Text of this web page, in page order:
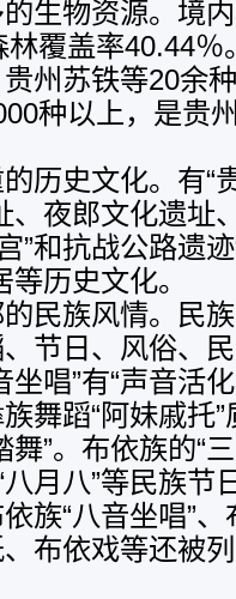
物资源。境内
覆盖率40.44％
州苏铁等20余
种以上，是贵
史文化。有“贵
、夜郎文化遗址
”和抗战公路遗
历史文化。
族风情。民族
节日、风俗、
唱”有“声音活
舞蹈“阿妹戚托
”。布依族的“
八月八”等民族节
族“八音坐唱”
布依戏等还被